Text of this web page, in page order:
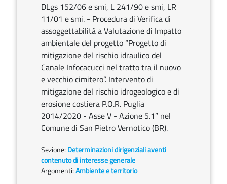
DLgs 152/06 e smi, L 241/90 e smi, LR
11/01 e smi. - Procedura di Verifica di
assoggettabilità a Valutazione di Impatto
ambientale del progetto “Progetto di
mitigazione del rischio idraulico del
Canale Infocacucci nel tratto tra il nuovo
e vecchio cimitero”. Intervento di
mitigazione del rischio idrogeologico e di
erosione costiera P.O.R. Puglia
2014/2020 - Asse V - Azione 5.1” nel
Comune di San Pietro Vernotico (BR).
Sezione: Determinazioni dirigenziali aventi
contenuto di interesse generale
Argomenti:Ambiente e territorio